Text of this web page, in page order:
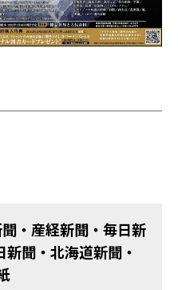
・産経新聞・毎日新
聞・北海道新聞・